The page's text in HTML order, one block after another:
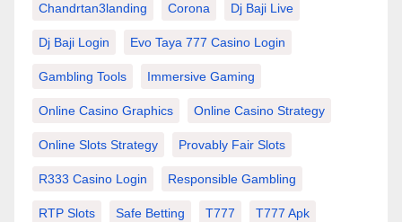
Chandrtan3landing Corona Dj Baji Live
Dj Baji Login Evo Taya 777 Casino Login
Gambling Tools Immersive Gaming
Online Casino Graphics Online Casino Strategy
Online Slots Strategy Provably Fair Slots
R333 Casino Login Responsible Gambling
RTP Slots Safe Betting T777 T777 Apk